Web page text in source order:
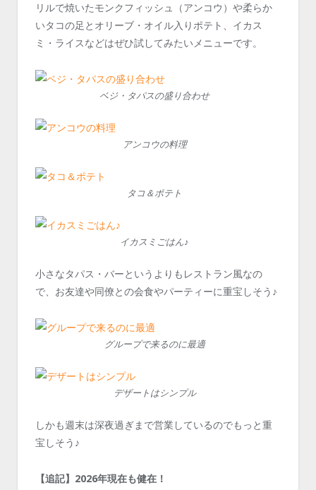
リルで焼いたモンクフィッシュ（アンコウ）や柔らか
いタコの足とオリーブ・オイル入りポテト、イカス
ミ・ライスなどはぜひ試してみたいメニューです。
ベジ・タパスの盛り合わせ
アンコウの料理
タコ＆ポテト
イカスミごはん♪
小さなタパス・バーというよりもレストラン風なの
で、お友達や同僚との会食やパーティーに重宝しそう♪
グループで来るのに最適
デザートはシンプル
しかも週末は深夜過ぎまで営業しているのでもっと重
宝しそう♪
【追記】2026年現在も健在！